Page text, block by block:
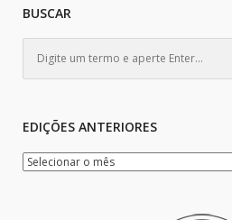
BUSCAR
EDIÇÕES ANTERIORES